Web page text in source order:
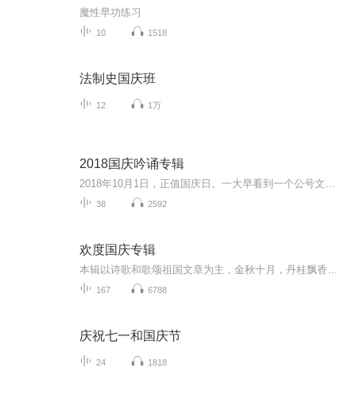
魔性早功练习
10 1518
法制史国庆班
12 1万
2018国庆吟诵专辑
38 2592
欢度国庆专辑
167 6788
庆祝七一和国庆节
24 1818